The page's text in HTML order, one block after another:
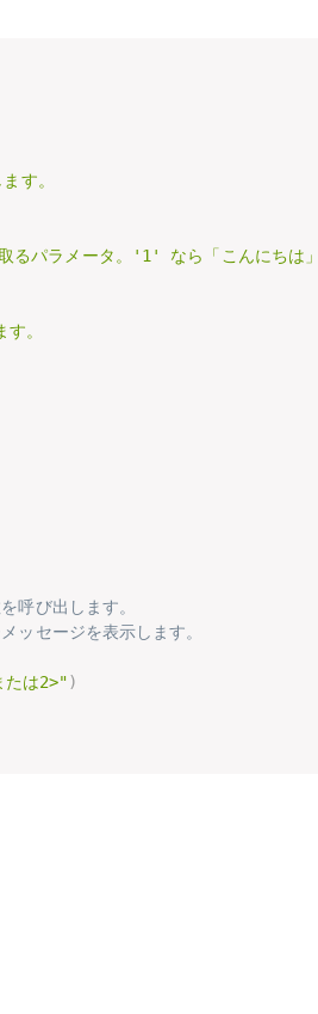
す。
パラメータ。'1' なら「こんにちは
。
呼び出します。
ッセージを表示します。
は2>")